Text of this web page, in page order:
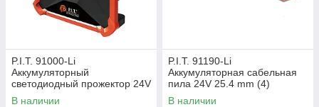
P.I.T. 91000-Li
Аккумуляторный
светодиодный прожектор 24V
(8)
В наличии
P.I.T. 91190-Li
Аккумуляторная сабельная
пила 24V 25.4 mm (4)
В наличии